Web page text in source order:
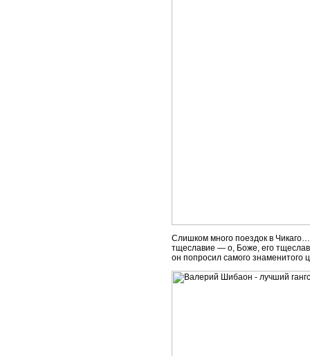
Слишком много поездок в
тщеславие — о, Боже, его
он попросил самого знаменитого